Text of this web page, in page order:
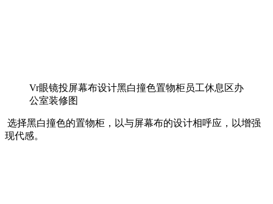
Vr眼镜投屏幕布设计黑白撞色置物柜员工休息区办
公室装修图
选择黑白撞色的置物柜，以与屏幕布的设计相呼应，以增强
现代感。